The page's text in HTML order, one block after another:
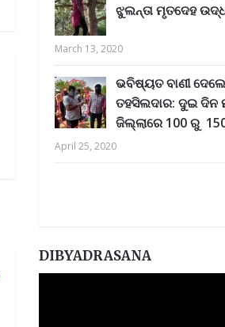
ଝୁଲନ୍ତା ମୃତଦେହ
March 13, 2020
ଭବିଷ୍ୟତ ବାଣୀ
ତହସିଲଦାର: ଦୁଇ ଦିନ
ଜିଲ୍ଲାରେ 100 ରୁ
April 25, 2020
DIBYADRASANA